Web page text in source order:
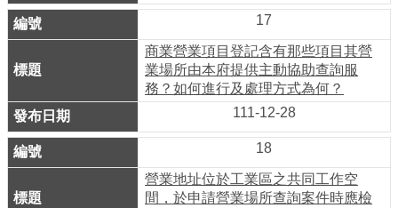
資
料
放
宣
告
隱
私
17
商業營業項目登記含有那些項目其營
業場所由本府提供主動協助查詢服
務？如何進行及處理方式為何？
111-12-28
18
營業地址位於工業區之共同工作空
間，於申請營業場所查詢案件時應檢